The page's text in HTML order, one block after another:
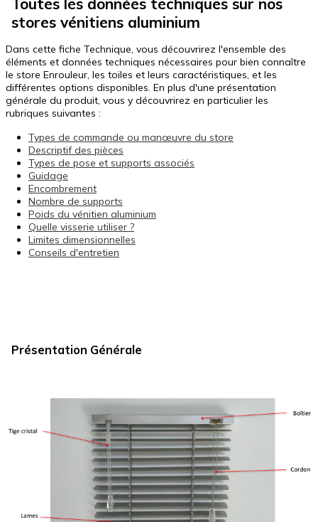
stores vénitiens aluminium
Dans cette fiche Technique, vous découvrirez l'ensemble des
éléments et données techniques nécessaires pour bien connaître
le store Enrouleur, les toiles et leurs caractéristiques, et les
différentes options disponibles. En plus d'une présentation
générale du produit, vous y découvrirez en particulier les
rubriques suivantes :
Types de commande ou manœuvre du store
Descriptif des pièces
Types de pose et supports associés
Guidage
Encombrement
Nombre de supports
Poids du vénitien aluminium
Quelle visserie utiliser ?
Limites dimensionnelles
Conseils d'entretien
Présentation Générale